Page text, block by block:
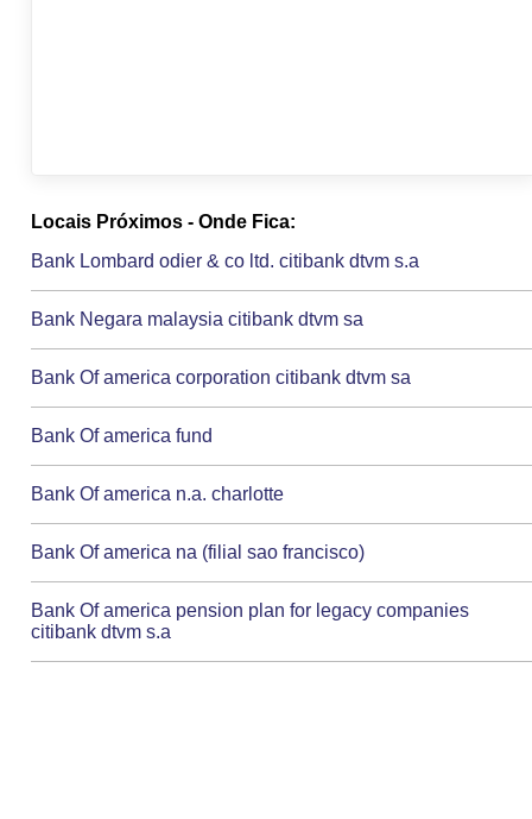
Locais Próximos - Onde Fica:
Bank Lombard odier & co ltd. citibank dtvm s.a
Bank Negara malaysia citibank dtvm sa
Bank Of america corporation citibank dtvm sa
Bank Of america fund
Bank Of america n.a. charlotte
Bank Of america na (filial sao francisco)
Bank Of america pension plan for legacy companies
citibank dtvm s.a